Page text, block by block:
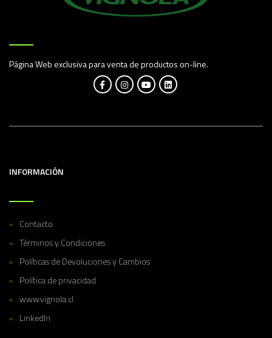
Página Web exclusiva para venta de productos on-line.
INFORMACIÓN
Contacto
Términos y Condiciones
Políticas de Devoluciones y Cambios
Política de privacidad
www.vignola.cl
LinkedIn